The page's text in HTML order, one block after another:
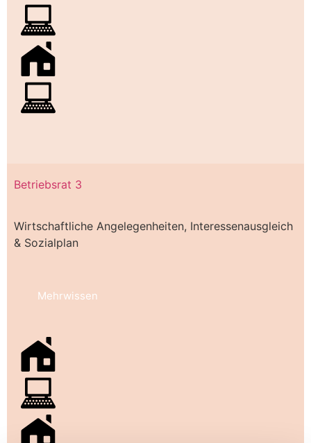
Betriebsrat 3
Wirtschaftliche Angelegenheiten, Interessenausgleich
& Sozialplan
Mehrwissen